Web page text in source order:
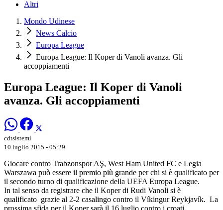
Altri
Mondo Udinese
News Calcio
Europa League
Europa League: Il Koper di Vanoli avanza. Gli
accoppiamenti
Europa League: Il Koper di Vanoli
avanza. Gli accoppiamenti
cdtsistemi
10 luglio 2015 - 05:29
Giocare contro Trabzonspor AŞ, West Ham United FC e Legia
Warszawa può essere il premio più grande per chi si è qualificato per
il secondo turno di qualificazione della UEFA Europa League.
In tal senso da registrare che il Koper di Rudi Vanoli si è
qualificato grazie al 2-2 casalingo contro il Víkingur Reykjavík. La
prossima sfida per il Koper sarà il 16 luglio contro i croati